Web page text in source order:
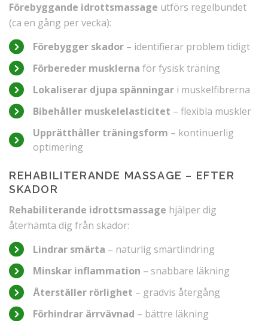
Förebyggande idrottsmassage utförs regelbundet
(ca en gång per vecka):
Förebygger skador – identifierar problem tidigt
Förbereder musklerna för fysisk träning
Lokaliserar djupa spänningar i muskelfibrerna
Bibehåller muskelelasticitet – flexibla muskler
Upprätthåller träningsform – kontinuerlig
optimering
REHABILITERANDE MASSAGE – EFTER
SKADOR
Rehabiliterande idrottsmassage hjälper dig
återhämta dig från skador:
Lindrar smärta – naturlig smärtlindring
Minskar inflammation – snabbare läkning
Återställer rörlighet – gradvis återgång
Förhindrar ärrvävnad – bättre läkning